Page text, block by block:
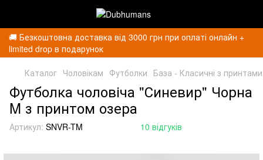
🚚 Безкоштовна доставка від 3000 грн при оплаті онлайн +
limited drop в подарунок
Каталог Чоловікам Футболки База - Класичні з принтами
Футболка чоловіча "Синевир" Чорна
M з принтом озера
Артикул: SNVR-TM 10 відгуків